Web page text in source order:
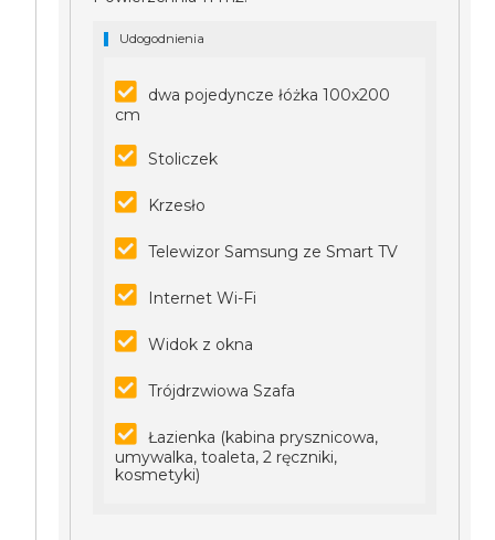
Udogodnienia
dwa pojedyncze łóżka 100x200
cm
Stoliczek
Krzesło
Telewizor Samsung ze Smart TV
Internet Wi-Fi
Widok z okna
Trójdrzwiowa Szafa
Łazienka (kabina prysznicowa,
umywalka, toaleta, 2 ręczniki,
kosmetyki)